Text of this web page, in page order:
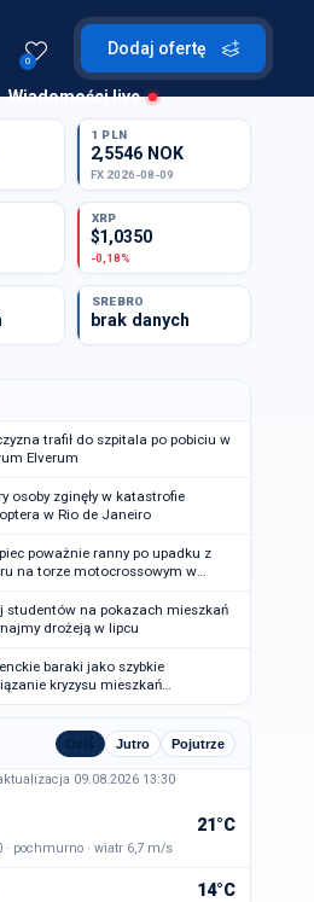
Dodaj ofertę
0
Wiadomości live
1 PLN
2,5546 NOK
FX 2026-08-09
XRP
$1,0350
-0,18%
SREBRO
brak danych
trafił do szpitala po pobiciu w
Elverum
osoby zginęły w katastrofie
w Rio de Janeiro
poważnie ranny po upadku z
na torze motocrossowym w
studentów na pokazach mieszkań
drożeją w lipcu
baraki jako szybkie
kryzysu mieszkań
w Vestland
Dziś Jutro Pojutrze
09.08.2026 13:30
21°C
· pochmurno · wiatr 6,7 m/s
14°C